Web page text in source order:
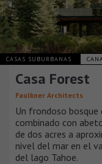
CASAS SUBURBANAS
Casa Forest
Faulkner Architects
Un frondoso bosque
combinado con
de dos acres a
nivel del mar en el
del lago Tahoe.